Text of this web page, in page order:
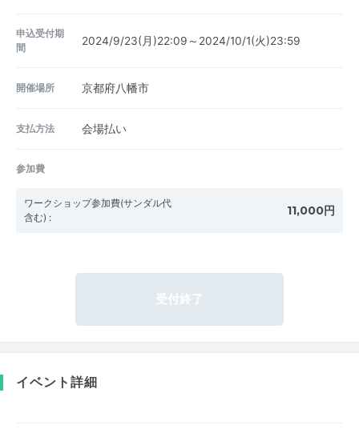
申込受付期
間
2024/9/23(月)22:09～2024/10/1(火)23:59
開催場所 京都府八幡市
支払方法 会場払い
参加費
ワークショップ参加費(サンダル代
含む) : 11,000円
受付終了
イベント詳細